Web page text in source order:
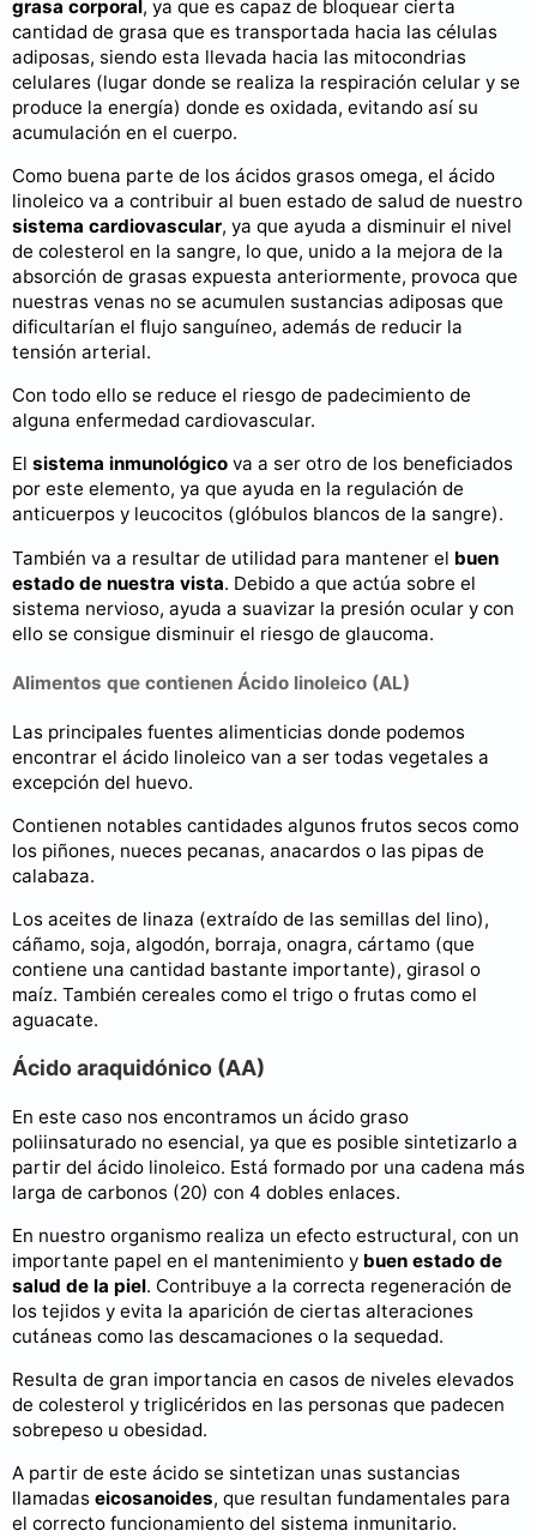
grasa corporal , ya que es capaz de bloquear cierta
cantidad de grasa que es transportada hacia las células
adiposas, siendo esta llevada hacia las mitocondrias
celulares (lugar donde se realiza la respiración celular y se
produce la energía) donde es oxidada, evitando así su
acumulación en el cuerpo.
Como buena parte de los ácidos grasos omega, el ácido
linoleico va a contribuir al buen estado de salud de nuestro
sistema cardiovascular, ya que ayuda a disminuir el nivel
de colesterol en la sangre, lo que, unido a la mejora de la
absorción de grasas expuesta anteriormente, provoca que
nuestras venas no se acumulen sustancias adiposas que
dificultarían el flujo sanguíneo, además de reducir la
tensión arterial.
Con todo ello se reduce el riesgo de padecimiento de
alguna enfermedad cardiovascular.
El sistema inmunológico va a ser otro de los beneficiados
por este elemento, ya que ayuda en la regulación de
anticuerpos y leucocitos (glóbulos blancos de la sangre).
También va a resultar de utilidad para mantener el buen
estado de nuestra vista. Debido a que actúa sobre el
sistema nervioso, ayuda a suavizar la presión ocular y con
ello se consigue disminuir el riesgo de glaucoma.
Alimentos que contienen Ácido linoleico (AL)
Las principales fuentes alimenticias donde podemos
encontrar el ácido linoleico van a ser todas vegetales a
excepción del huevo.
Contienen notables cantidades algunos frutos secos como
los piñones, nueces pecanas, anacardos o las pipas de
calabaza.
Los aceites de linaza (extraído de las semillas del lino),
cáñamo, soja, algodón, borraja, onagra, cártamo (que
contiene una cantidad bastante importante), girasol o
maíz. También cereales como el trigo o frutas como el
aguacate.
Ácido araquidónico (AA)
En este caso nos encontramos un ácido graso
poliinsaturado no esencial, ya que es posible sintetizarlo a
partir del ácido linoleico. Está formado por una cadena más
larga de carbonos (20) con 4 dobles enlaces.
En nuestro organismo realiza un efecto estructural, con un
importante papel en el mantenimiento y buen estado de
salud de la piel. Contribuye a la correcta regeneración de
los tejidos y evita la aparición de ciertas alteraciones
cutáneas como las descamaciones o la sequedad.
Resulta de gran importancia en casos de niveles elevados
de colesterol y triglicéridos en las personas que padecen
sobrepeso u obesidad.
A partir de este ácido se sintetizan unas sustancias
llamadas eicosanoides, que resultan fundamentales para
el correcto funcionamiento del sistema inmunitario.